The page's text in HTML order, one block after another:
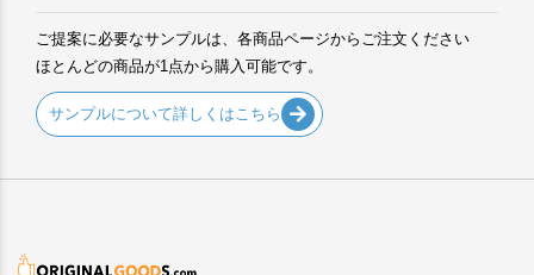
ご提案に必要なサンプルは、各商品ページからご注文ください
ほとんどの商品が1点から購入可能です。
サンプルについて詳しくはこちら